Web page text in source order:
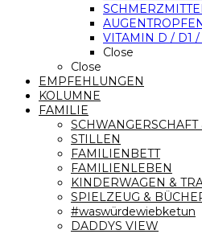
VITAMIN D / D1
Close
Close
EMPFEHLUNGEN
KOLUMNE
FAMILIE
SCHWANGERSCHAFT
STILLEN
FAMILIENBETT
FAMILIENLEBEN
KINDERWAGEN &
SPIELZEUG &
#waswürdewiebketun
DADDYS VIEW